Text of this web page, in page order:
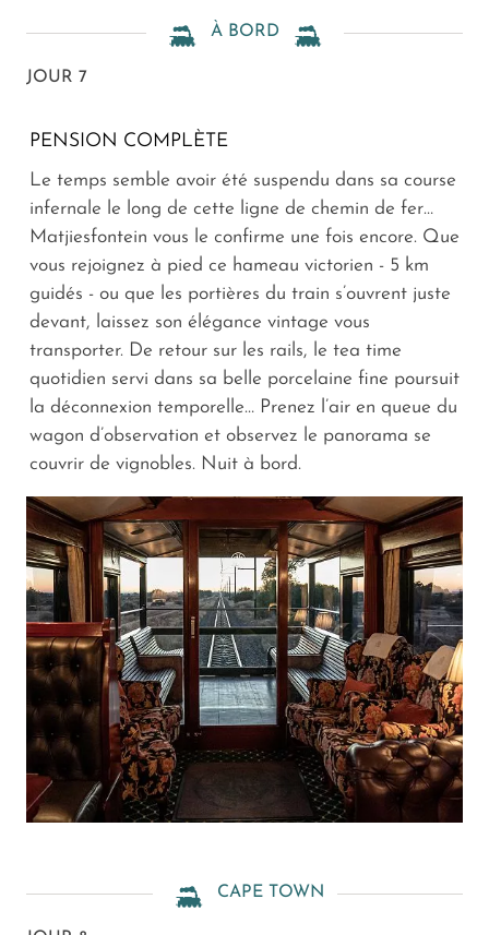
À BORD
JOUR 7
PENSION COMPLÈTE
Le temps semble avoir été suspendu dans sa course
infernale le long de cette ligne de chemin de fer…
Matjiesfontein vous le confirme une fois encore. Que
vous rejoignez à pied ce hameau victorien - 5 km
guidés - ou que les portières du train s’ouvrent juste
devant, laissez son élégance vintage vous
transporter. De retour sur les rails, le tea time
quotidien servi dans sa belle porcelaine fine poursuit
la déconnexion temporelle… Prenez l’air en queue du
wagon d’observation et observez le panorama se
couvrir de vignobles. Nuit à bord.
CAPE TOWN